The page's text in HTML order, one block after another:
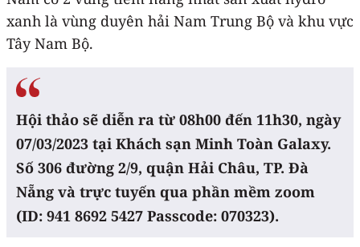
xanh là vùng duyên hải Nam Trung Bộ và khu vực
Tây Nam Bộ.
Hội thảo sẽ diễn ra từ 08h00 đến 11h30, ngày
07/03/2023 tại Khách sạn Minh Toàn Galaxy.
Số 306 đường 2/9, quận Hải Châu, TP. Đà
Nẵng và trực tuyến qua phần mềm zoom
(ID: 941 8692 5427 Passcode: 070323).